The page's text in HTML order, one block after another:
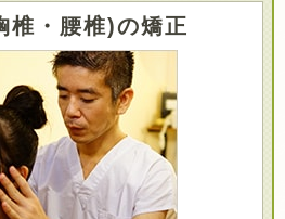
椎・腰椎)の矯正